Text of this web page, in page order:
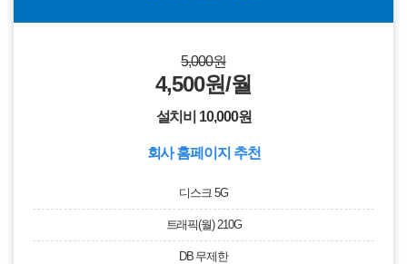
5,000원
4,500원/월
설치비 10,000원
회사 홈페이지 추천
디스크 5G
트래픽(월) 210G
DB 무제한